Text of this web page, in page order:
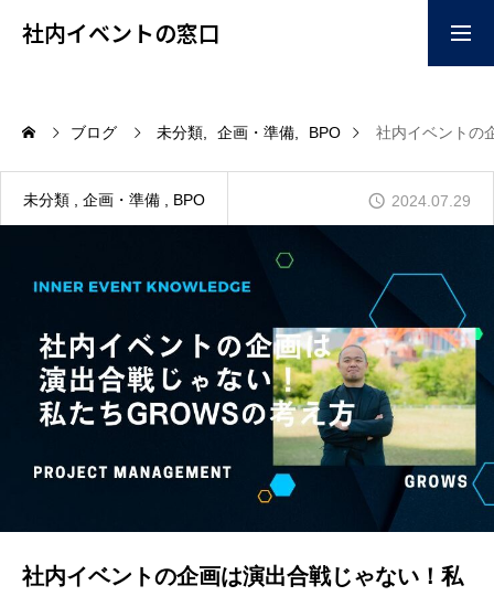
社内イベントの窓口
home
コンテンツ
イベラク
ブログ 未分類 企画・準備 BPO 社内イベントの
未分類 企画・準備 BPO 2024.07.29
社内イベントの企画は演出合戦じゃない！私